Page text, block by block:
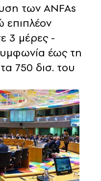
των ANFAs
επιπλέον
3 μέρες -
έως τη
750 δισ. του